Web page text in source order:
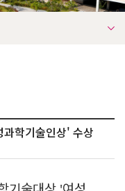
학기술인상' 수상